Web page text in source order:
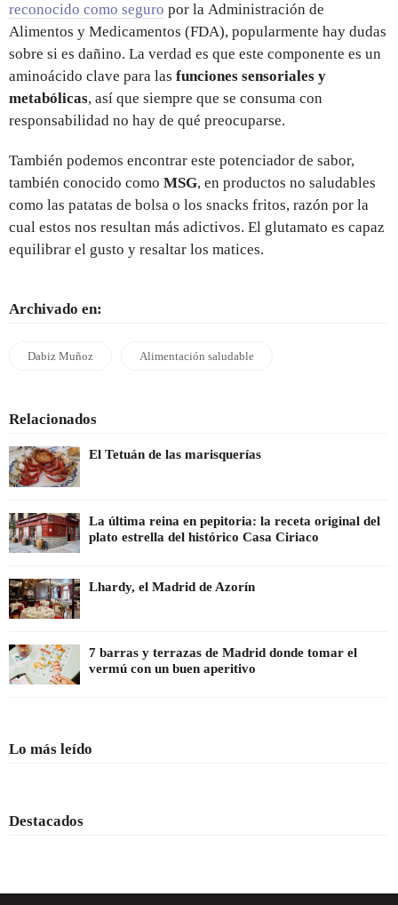
reconocido como seguro por la Administración de
Alimentos y Medicamentos (FDA), popularmente hay dudas
sobre si es dañino. La verdad es que este componente es un
aminoácido clave para las funciones sensoriales y
metabólicas, así que siempre que se consuma con
responsabilidad no hay de qué preocuparse.
También podemos encontrar este potenciador de sabor,
también conocido como MSG, en productos no saludables
como las patatas de bolsa o los snacks fritos, razón por la
cual estos nos resultan más adictivos. El glutamato es capaz
equilibrar el gusto y resaltar los matices.
Archivado en:
Dabiz Muñoz Alimentación saludable
Relacionados
El Tetuán de las marisquerías
La última reina en pepitoria: la receta original del
plato estrella del histórico Casa Ciriaco
Lhardy, el Madrid de Azorín
7 barras y terrazas de Madrid donde tomar el
vermú con un buen aperitivo
Lo más leído
Destacados